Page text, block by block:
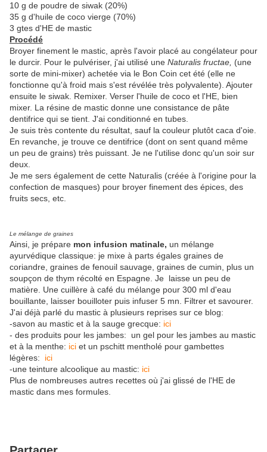
10 g de poudre de siwak (20%)
35 g d'huile de coco vierge (70%)
3 gtes d'HE de mastic
Procédé
Broyer finement le mastic, après l'avoir placé au congélateur pour
le durcir. Pour le pulvériser, j'ai utilisé une Naturalis fructae, (une
sorte de mini-mixer) achetée via le Bon Coin cet été (elle ne
fonctionne qu'à froid mais s'est révélée très polyvalente). Ajouter
ensuite le siwak. Remixer. Verser l'huile de coco et l'HE, bien
mixer. La résine de mastic donne une consistance de pâte
dentifrice qui se tient. J'ai conditionné en tubes.
Je suis très contente du résultat, sauf la couleur plutôt caca d'oie.
En revanche, je trouve ce dentifrice (dont on sent quand même
un peu de grains) très puissant. Je ne l'utilise donc qu'un soir sur
deux.
Je me sers également de cette Naturalis (créée à l'origine pour la
confection de masques) pour broyer finement des épices, des
fruits secs, etc.
Le mélange de graines
Ainsi, je prépare mon infusion matinale, un mélange
ayurvédique classique: je mixe à parts égales graines de
coriandre, graines de fenouil sauvage, graines de cumin, plus un
soupçon de thym récolté en Espagne. Je laisse un peu de
matière. Une cuillère à café du mélange pour 300 ml d'eau
bouillante, laisser bouilloter puis infuser 5 mn. Filtrer et savourer.
J'ai déjà parlé du mastic à plusieurs reprises sur ce blog:
-savon au mastic et à la sauge grecque: ici
- des produits pour les jambes: un gel pour les jambes au mastic
et à la menthe: ici et un pschitt mentholé pour gambettes
légères:
ici
-une teinture alcoolique au mastic: ici
Plus de nombreuses autres recettes où j'ai glissé de l'HE de
mastic dans mes formules.